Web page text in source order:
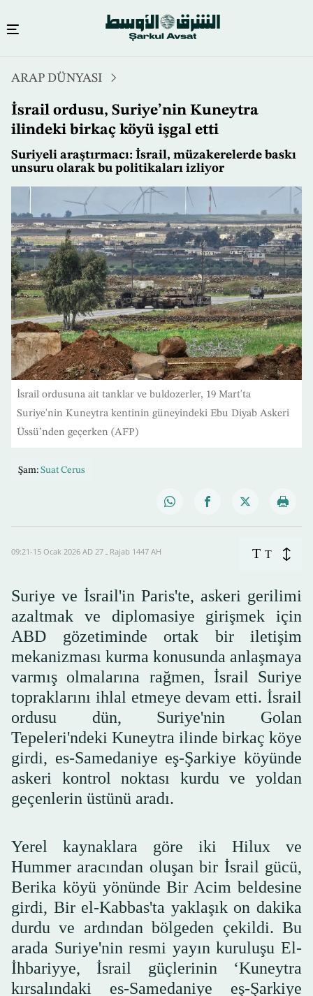
atla
ARAP DÜNYASI
İsrail ordusu, Suriye’nin Kuneytra
ilindeki birkaç köyü işgal etti
Suriyeli araştırmacı: İsrail, müzakerelerde baskı
unsuru olarak bu politikaları izliyor
İsrail ordusuna ait tanklar ve buldozerler, 19 Mart'ta
Suriye'nin Kuneytra kentinin güneyindeki Ebu Diyab Askeri
Üssü’nden geçerken (AFP)
Şam: Suat Cerus
09:21-15 Ocak 2026 AD ـ 27 Rajab 1447 AH T T
Suriye ve İsrail'in Paris'te, askeri gerilimi
azaltmak ve diplomasiye girişmek için
ABD gözetiminde ortak bir iletişim
mekanizması kurma konusunda anlaşmaya
varmış olmalarına rağmen, İsrail Suriye
topraklarını ihlal etmeye devam etti. İsrail
ordusu dün, Suriye'nin Golan
Tepeleri'ndeki Kuneytra ilinde birkaç köye
girdi, es-Samedaniye eş-Şarkiye köyünde
askeri kontrol noktası kurdu ve yoldan
geçenlerin üstünü aradı.
Yerel kaynaklara göre iki Hilux ve
Hummer aracından oluşan bir İsrail gücü,
Berika köyü yönünde Bir Acim beldesine
girdi, Bir el-Kabbas'ta yaklaşık on dakika
durdu ve ardından bölgeden çekildi. Bu
arada Suriye'nin resmi yayın kuruluşu El-
İhbariyye, İsrail güçlerinin ‘Kuneytra
kırsalındaki es-Samedaniye eş-Şarkiye